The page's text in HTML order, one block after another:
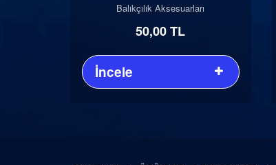
Balıkçılık Aksesuarları
50,00 TL
İncele